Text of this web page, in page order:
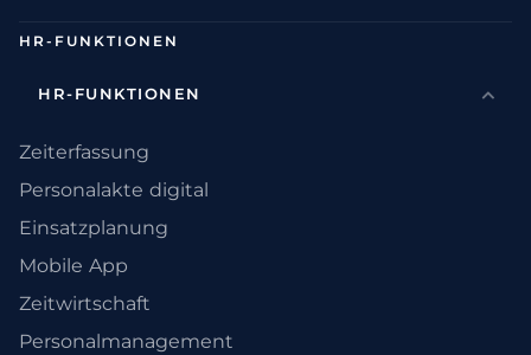
HR-FUNKTIONEN
HR-FUNKTIONEN
Zeiterfassung
Personalakte digital
Einsatzplanung
Mobile App
Zeitwirtschaft
Personalmanagement